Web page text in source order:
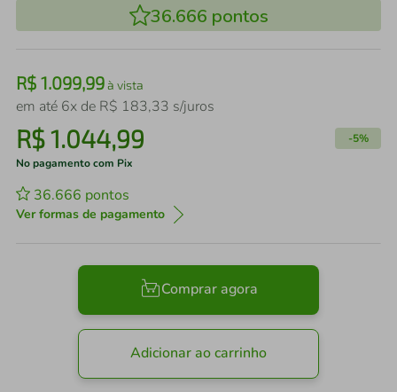
36.666 pontos
R$ 1.099,99à vista
em até 6x de R$ 183,33 s/juros
R$1.044,99 -5%
No pagamento com Pix
36.666 pontos
Ver formas de pagamento
Comprar agora
Adicionar ao carrinho